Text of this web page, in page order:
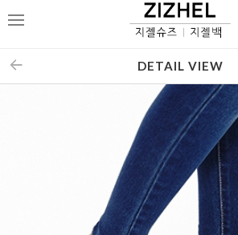
메
DETAIL VIEW